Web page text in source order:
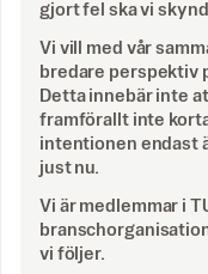
gjort fel ska vi
Vi vill med vår
bredare perspektiv
Detta innebär inte
framförallt inte
intentionen endast
just nu.
Vi är medlemmar i
vi följer.